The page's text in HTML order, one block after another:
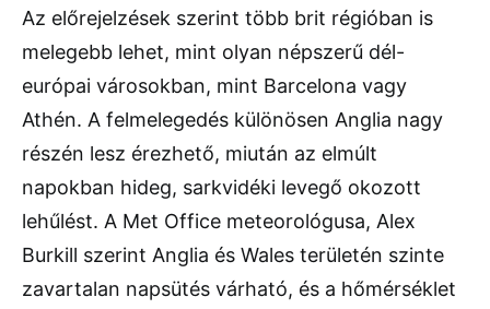
Az előrejelzések szerint több brit régióban is
melegebb lehet, mint olyan népszerű dél-
európai városokban, mint Barcelona vagy
Athén. A felmelegedés különösen Anglia nagy
részén lesz érezhető, miután az elmúlt
napokban hideg, sarkvidéki levegő okozott
lehűlést. A Met Office meteorológusa, Alex
Burkill szerint Anglia és Wales területén szinte
zavartalan napsütés várható, és a hőmérséklet